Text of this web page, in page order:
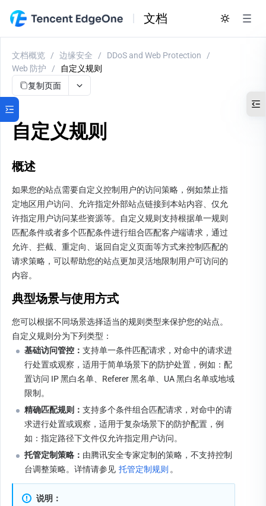
文档
文档概览 / 边缘安全 / DDoS and Web Protection
/
Web 防护
/
自定义规则
复制页面
自定义规则
概述
如果您的站点需要自定义控制用户的访问策略，例如禁止指
定地区用户访问、允许指定外部站点链接到本站内容、仅允
许指定用户访问某些资源等。自定义规则支持根据单一规则
匹配条件或者多个匹配条件进行组合匹配客户端请求，通过
允许、拦截、重定向、返回自定义页面等方式来控制匹配的
请求策略，可以帮助您的站点更加灵活地限制用户可访问的
内容。
典型场景与使用方式
您可以根据不同场景选择适当的规则类型来保护您的站点。
自定义规则分为下列类型：
基础访问管控： 支持单一条件匹配请求，对命中的请求进
行处置或观察，适用于简单场景下的防护处置，例如：配
置访问 IP 黑白名单、Referer 黑名单、UA 黑白名单或地域
限制。
精确匹配规则： 支持多个条件组合匹配请求，对命中的请
求进行处置或观察，适用于复杂场景下的防护配置，例
如：指定路径下文件仅允许指定用户访问。
托管定制策略： 由腾讯安全专家定制的策略，不支持控制
台调整策略。详情请参见 托管定制规则 。
说明：